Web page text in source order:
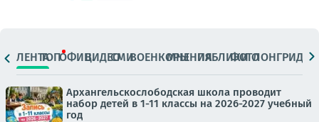
ЛЕНТАТОПОФИЦ.ВИДЕОСМИВОЕНКОРЫМНЕНИЯПАБЛИКИ
ФОТОЛОНГРИДЫ
Архангельскослободская школа проводит
набор детей в 1-11 классы на 2026-2027 учебный
год